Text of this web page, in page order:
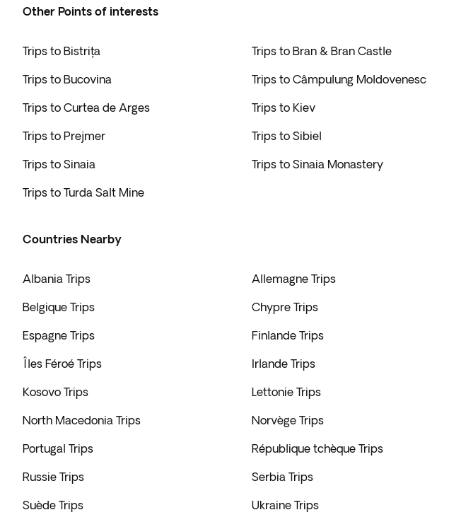
Other Points of interests
Trips to Bistrița Trips to Bran & Bran Castle
Trips to Bucovina Trips to Câmpulung Moldovenesc
Trips to Curtea de Arges Trips to Kiev
Trips to Prejmer Trips to Sibiel
Trips to Sinaia Trips to Sinaia Monastery
Trips to Turda Salt Mine
Countries Nearby
Albania Trips Allemagne Trips
Belgique Trips Chypre Trips
Espagne Trips Finlande Trips
Îles Féroé Trips Irlande Trips
Kosovo Trips Lettonie Trips
North Macedonia Trips Norvège Trips
Portugal Trips République tchèque Trips
Russie Trips Serbia Trips
Suède Trips Ukraine Trips